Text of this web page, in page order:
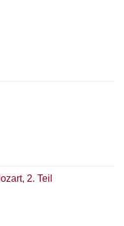
2. Teil